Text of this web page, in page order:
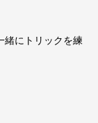
緒にトリックを練